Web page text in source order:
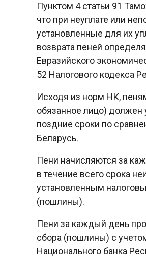
Пунктом 4 статьи 91
что при неуплате или
установленные для их
возврата пеней
Евразийского
52 Налогового кодекса
Исходя из норм НК,
обязанное лицо) должен
поздние сроки по
Беларусь.
Пени начисляются за
в течение всего срока
установленным
(пошлины).
Пени за каждый день
сбора (пошлины) с
Национального банка